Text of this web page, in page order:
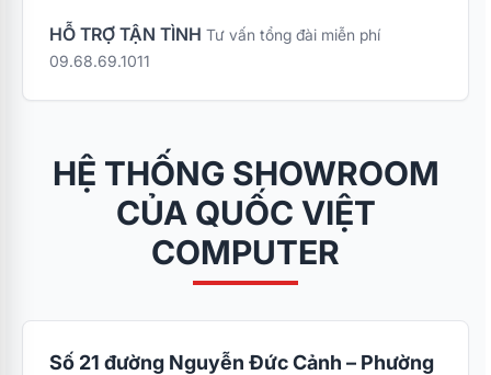
HỖ TRỢ TẬN TÌNH Tư vấn tổng đài miễn phí
09.68.69.1011
HỆ THỐNG SHOWROOM
CỦA QUỐC VIỆT
COMPUTER
Số 21 đường Nguyễn Đức Cảnh – Phường